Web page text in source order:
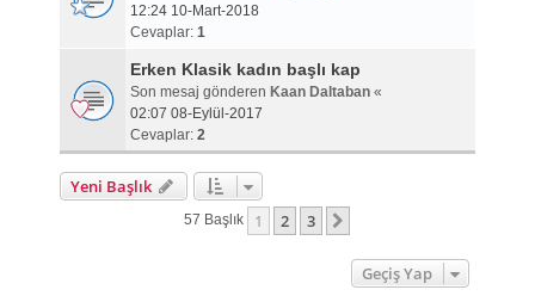
12:24 10-Mart-2018
Cevaplar: 1
Erken Klasik kadın başlı kap
Son mesaj gönderen Kaan Daltaban«
02:07 08-Eylül-2017
Cevaplar: 2
Yeni Başlık
57 Başlık 1 2 3
Geçiş Yap